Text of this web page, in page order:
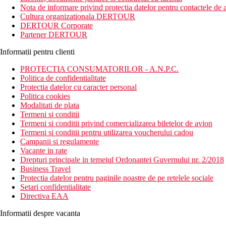
hotel este dotat cu 3 restaurante, un centru Spa, piscina pentri
Distanta
26 km distanta de Aeroportul International Velana
250 m distanta de plaja
Descrierea camerei
Camerele dispun de:
cana fierbator
toaleta
Wifi
balcon / terasa
uscator de par
lenjerie de pat
dus sau cada
prosoape de baie
TV
aparat pentru preparare cafea / ceai
seif
Descrierea hotelului
Hotelul dispune de:
Nota de informare privind protectia datelor pentru contactele de
Cultura organizationala DERTOUR
DERTOUR Corporate
Partener DERTOUR
Informatii pentru clienti
PROTECTIA CONSUMATORILOR - A.N.P.C.
Politica de confidentialitate
Protectia datelor cu caracter personal
Politica cookies
Modalitati de plata
Termeni si conditii
Termeni si conditii privind comercializarea biletelor de avion
Termeni si conditii pentru utilizarea voucherului cadou
Campanii si regulamente
Vacante in rate
Drepturi principale in temeiul Ordonantei Guvernului nr. 2/2018
Business Travel
Protectia datelor pentru paginile noastre de pe retelele sociale
Setari confidentialitate
Directiva EAA
Informatii despre vacanta